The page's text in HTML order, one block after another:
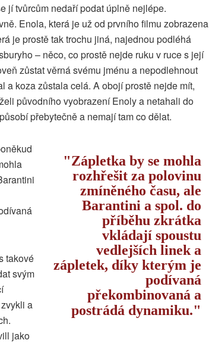
jí tvůrcům nedaří podat úplně nejlépe.
Enola, která je už od prvního filmu zobrazena
je prostě tak trochu jiná, najednou podléhá
– něco, co prostě nejde ruku v ruce s její
zůstat věrná svému jménu a nepodlehnout
a koza zůstala celá. A obojí prostě nejde mít,
původního vyobrazení Enoly a netahali do
přebytečně a nemají tam co dělat.
Zápletka by se mohla
rozhřešit za polovinu
zmíněného času, ale
Barantini a spol. do
příběhu zkrátka
vkládají spoustu
vedlejších linek a
zápletek, díky kterým je
podívaná
překombinovaná a
postrádá dynamiku.
takové
svým
a
jako